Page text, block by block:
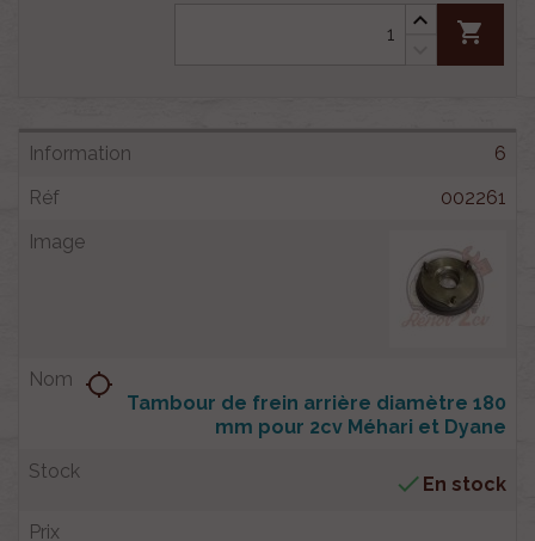
shopping_cart
6
002261
Tambour de frein arrière diamètre 180
mm pour 2cv Méhari et Dyane
location_searching
 En stock